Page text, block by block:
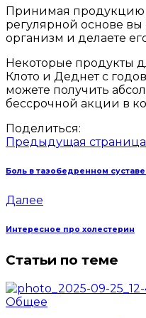
Принимая продукцию
регулярной основе
организм и делаете
Некоторые продукты
Клото и Деднет с
можете получить
бессрочной акции в
Поделиться:
Предыдущая страница
Боль в тазобедренном
Далее
Интересное про холестерин
Статьи по теме
Общее